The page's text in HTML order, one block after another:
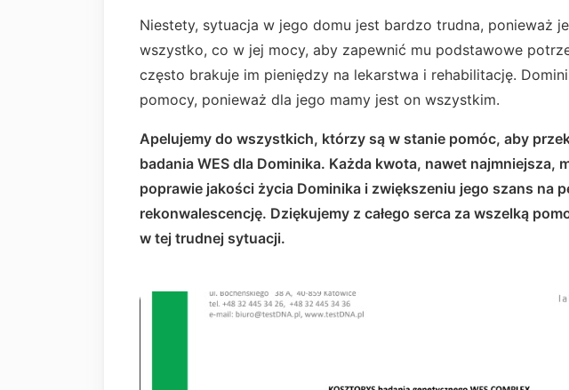
Niestety, sytuacja w jego domu jest bardzo trudna, ponieważ
wszystko, co w jej mocy, aby zapewnić mu podstawowe
często brakuje im pieniędzy na lekarstwa i rehabilitację.
pomocy, ponieważ dla jego mamy jest on wszystkim.
Apelujemy do wszystkich, którzy są w stanie pomóc, aby
badania WES dla Dominika. Każda kwota, nawet najmniejsza,
poprawie jakości życia Dominika i zwiększeniu jego szans na
rekonwalescencję. Dziękujemy z całego serca za wszelką
w tej trudnej sytuacji.